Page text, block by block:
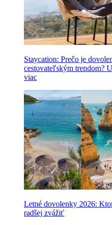
Staycation: Prečo je
cestovateľským trendom?
viac
Letné dovolenky 2026:
radšej zvážiť